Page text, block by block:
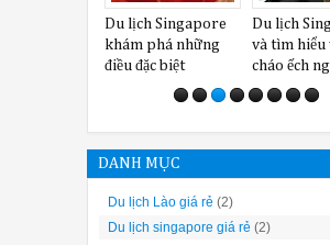
Du lịch Singapore
khám phá những
điều đặc biệt
Du lịch Singapore
và tìm hiểu về món
cháo ếch ngon tuyệt
DANH MỤC
Du lịch Lào giá rẻ (2)
Du lịch singapore giá rẻ (2)